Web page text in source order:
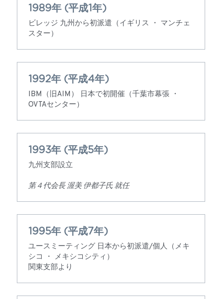
1989年 (平成1年)
ビレッジ 九州から初派遣（イギリス ・ マンチェ
スター）
1992年 (平成4年)
IBM（旧AIM） 日本で初開催（千葉市幕張 ・
OVTAセンター）
1993年 (平成5年)
九州支部設立
第４代会長 渥美 伊都子氏 就任
1995年 (平成7年)
ユースミーティング 日本から初派遣/個人（メキ
シコ ・ メキシコシティ）
関東支部より